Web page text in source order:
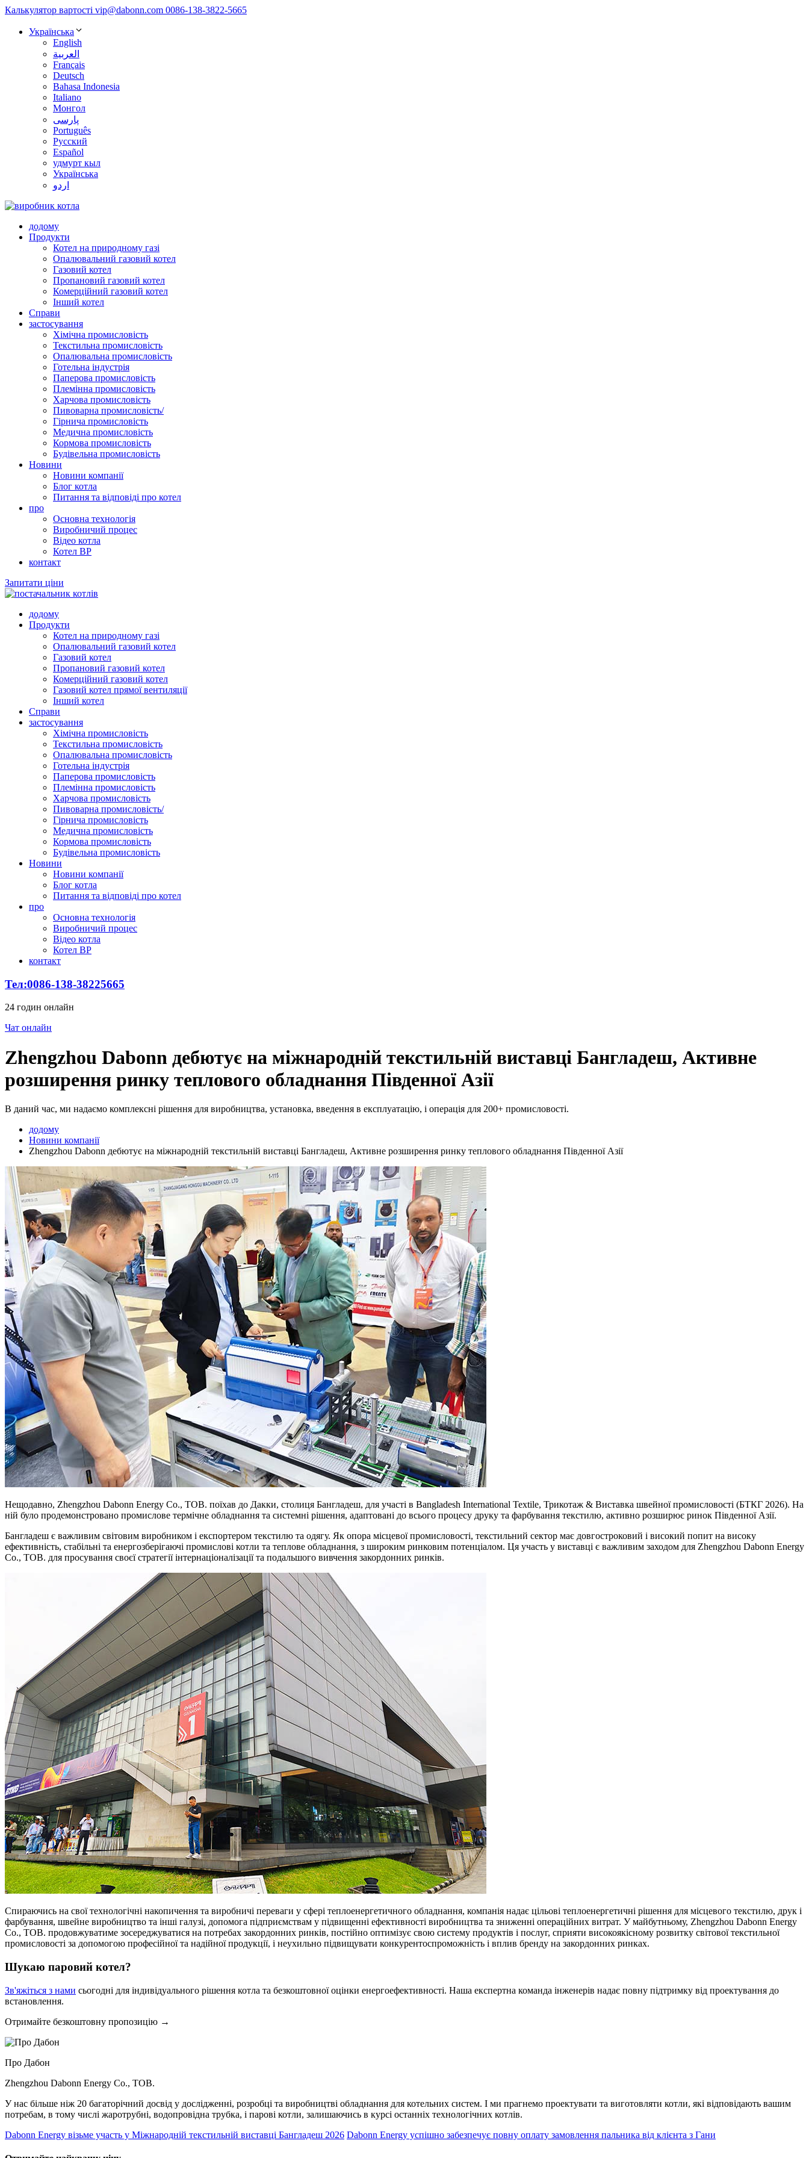
Калькулятор вартості vip@dabonn.com 0086-138-3822-5665
Українська
English
العربية
Français
Deutsch
Bahasa Indonesia
Italiano
Монгол
پارسی
Português
Русский
Español
удмурт кыл
Українська
اردو
додому
Продукти
Котел на природному газі
Опалювальний газовий котел
Газовий котел
Пропановий газовий котел
Комерційний газовий котел
Інший котел
Справи
застосування
Хімічна промисловість
Текстильна промисловість
Опалювальна промисловість
Готельна індустрія
Паперова промисловість
Племінна промисловість
Харчова промисловість
Пивоварна промисловість/
Гірнича промисловість
Медична промисловість
Кормова промисловість
Будівельна промисловість
Новини
Новини компанії
Блог котла
Питання та відповіді про котел
про
Основна технологія
Виробничий процес
Відео котла
Котел ВР
контакт
Запитати ціни
додому
Продукти
Котел на природному газі
Опалювальний газовий котел
Газовий котел
Пропановий газовий котел
Комерційний газовий котел
Газовий котел прямої вентиляції
Інший котел
Справи
застосування
Хімічна промисловість
Текстильна промисловість
Опалювальна промисловість
Готельна індустрія
Паперова промисловість
Племінна промисловість
Харчова промисловість
Пивоварна промисловість/
Гірнича промисловість
Медична промисловість
Кормова промисловість
Будівельна промисловість
Новини
Новини компанії
Блог котла
Питання та відповіді про котел
про
Основна технологія
Виробничий процес
Відео котла
Котел ВР
контакт
Тел:0086-138-38225665
24 годин онлайн
Чат онлайн
Zhengzhou Dabonn дебютує на міжнародній текстильній виставці Бангладеш, Активне
розширення ринку теплового обладнання Південної Азії
В даний час, ми надаємо комплексні рішення для виробництва, установка, введення в експлуатацію, і операція для 200+ промисловості.
додому
Новини компанії
Zhengzhou Dabonn дебютує на міжнародній текстильній виставці Бангладеш, Активне розширення ринку теплового обладнання Південної Азії
Нещодавно, Zhengzhou Dabonn Energy Co., ТОВ. поїхав до Дакки, столиця Бангладеш, для участі в Bangladesh International Textile, Трикотаж & Виставка швейної промисловості (БТКГ 2026). На
ній було продемонстровано промислове термічне обладнання та системні рішення, адаптовані до всього процесу друку та фарбування текстилю, активно розширює ринок Південної Азії.
Бангладеш є важливим світовим виробником і експортером текстилю та одягу. Як опора місцевої промисловості, текстильний сектор має довгостроковий і високий попит на високу
ефективність, стабільні та енергозберігаючі промислові котли та теплове обладнання, з широким ринковим потенціалом. Ця участь у виставці є важливим заходом для Zhengzhou Dabonn Energy
Co., ТОВ. для просування своєї стратегії інтернаціоналізації та подальшого вивчення закордонних ринків.
Спираючись на свої технологічні накопичення та виробничі переваги у сфері теплоенергетичного обладнання, компанія надає цільові теплоенергетичні рішення для місцевого текстилю, друк і
фарбування, швейне виробництво та інші галузі, допомога підприємствам у підвищенні ефективності виробництва та зниженні операційних витрат. У майбутньому, Zhengzhou Dabonn Energy
Co., ТОВ. продовжуватиме зосереджуватися на потребах закордонних ринків, постійно оптимізує свою систему продуктів і послуг, сприяти високоякісному розвитку світової текстильної
промисловості за допомогою професійної та надійної продукції, і неухильно підвищувати конкурентоспроможність і вплив бренду на закордонних ринках.
Шукаю паровий котел?
Зв'яжіться з нами сьогодні для індивідуального рішення котла та безкоштовної оцінки енергоефективності. Наша експертна команда інженерів надає повну підтримку від проектування до
встановлення.
Отримайте безкоштовну пропозицію →
Про Дабон
Zhengzhou Dabonn Energy Co., ТОВ.
У нас більше ніж 20 багаторічний досвід у дослідженні, розробці та виробництві обладнання для котельних систем. І ми прагнемо проектувати та виготовляти котли, які відповідають вашим
потребам, в тому числі жаротрубні, водопровідна трубка, і парові котли, залишаючись в курсі останніх технологічних котлів.
Dabonn Energy візьме участь у Міжнародній текстильній виставці Бангладеш 2026 Dabonn Energy успішно забезпечує повну оплату замовлення пальника від клієнта з Гани